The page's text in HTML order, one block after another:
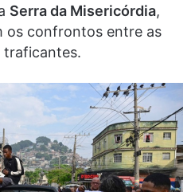
Serra da Misericórdia,
os confrontos entre as
traficantes.